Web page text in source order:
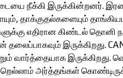
நீக்கி இருக்கின்றனர்.
தாக்குதல்களையும்
எதிரான கிண்டல் தொனி
இருக்கிறது.
வார்த்தையாக
அர்த்தங்கள்